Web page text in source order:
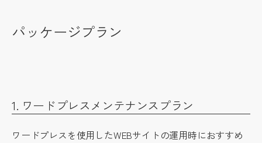
パッケージプラン
1. ワードプレスメンテナンスプラン
ワードプレスを使用したWEBサイトの運用時におすすめ